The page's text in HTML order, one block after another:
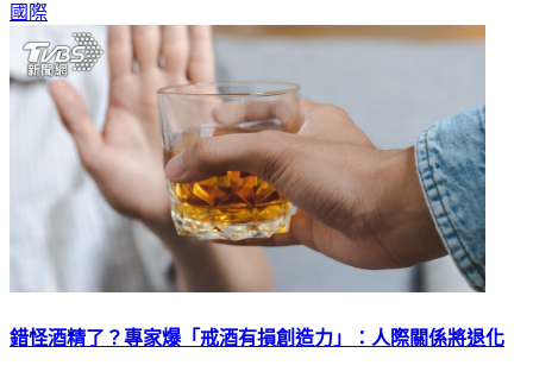
國際
錯怪酒精了？專家爆「戒酒有損創造力」：人際關係將退化